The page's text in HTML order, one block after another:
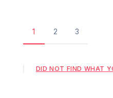
Поточна
1
Сторінка
2
Сторінка
3
DID NOT FIND WHAT